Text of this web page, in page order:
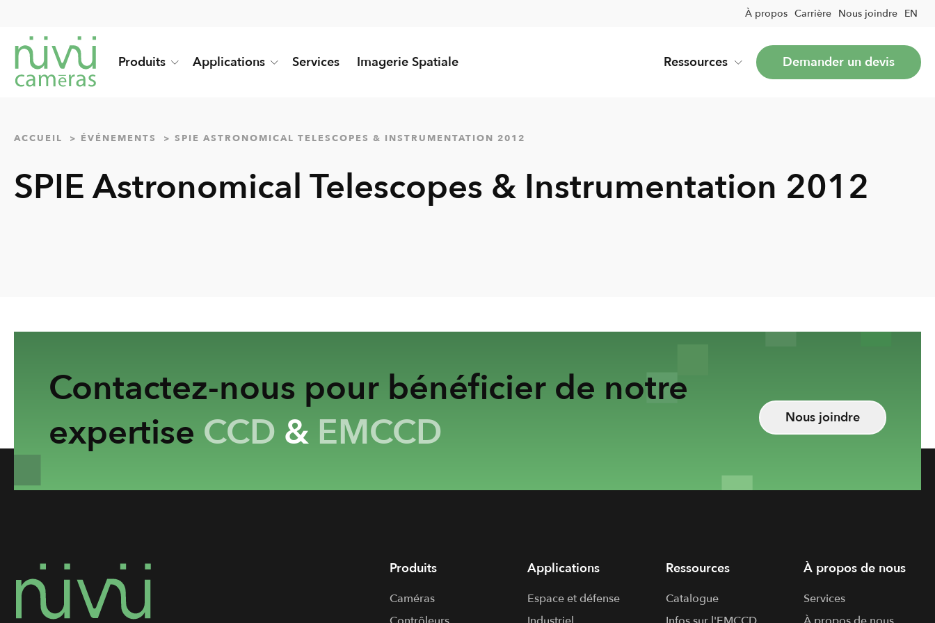
À propos Carrière Nous joindre EN
Produits Applications Services Imagerie Spatiale Ressources Demander un devis
ACCUEIL ÉVÉNEMENTS SPIE ASTRONOMICAL TELESCOPES & INSTRUMENTATION 2012
SPIE Astronomical Telescopes & Instrumentation 2012
Contactez-nous pour bénéficier de notre
expertise CCD & EMCCD Nous joindre
Produits
Caméras
Applications
Espace et défense
Ressources
Catalogue
À propos de nous
Services